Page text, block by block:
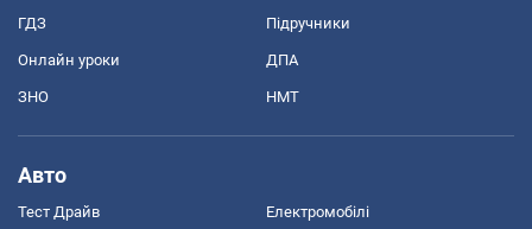
ГДЗ Підручники
Онлайн уроки ДПА
ЗНО НМТ
Авто
Тест Драйв Електромобілі